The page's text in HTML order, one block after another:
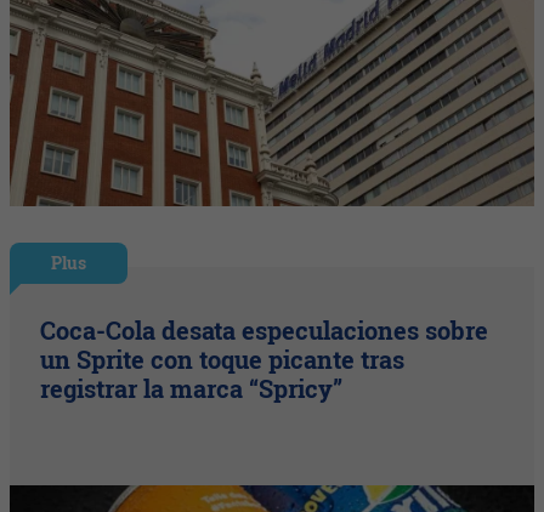
Plus
Coca-Cola desata especulaciones sobre
un Sprite con toque picante tras
registrar la marca “Spricy”